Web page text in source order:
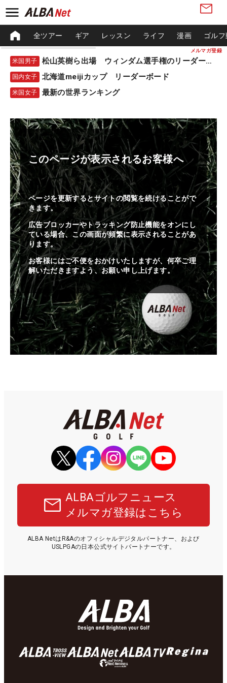
メルマガ登録
全ツアー ギア レッスン ライフ 漫画 ゴル
米国男子 松山英樹ら出場 ウィンダム選手権のリーダーボード
国内女子 北海道meijiカップ リーダーボード
米国女子 最新の世界ランキング
このページが表示されるお客様へ
ページを更新するとサイトの閲覧を続けることがで
きます。
広告ブロッカーやトラッキング防止機能をオンにし
ている場合、この画面が頻繁に表示されることがあ
ります。
お客様にはご不便をおかけいたしますが、何卒ご理
解いただきますよう、お願い申し上げます。
ALBAゴルフニュース
メルマガ登録はこちら
ALBA NetはR&Aのオフィシャルデジタルパートナー、および
USLPGAの日本公式サイトパートナーです。